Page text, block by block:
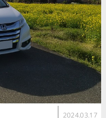
2024.03.17